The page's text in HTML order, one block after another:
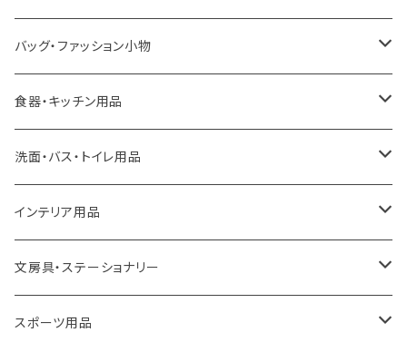
LOQI
ideaco
a.depeche
ROOTOTE
100percent
藤田金属
バッグ・ファッション小物
エコバッグ
アクセサリー
トートバッグ
保冷バッグ
リュックサック
食器・キッチン用品
キッチンラック
キッチンペーパーホルダー
食器・テーブルウェア
ゴミ箱
洗面・バス・トイレ用品
洗面用品
掃除・洗濯用品
トイレ用品
インテリア用品
アイロン台
アクセサリー収納
文房具・ステーショナリー
筆記具・ペン
スポーツ用品